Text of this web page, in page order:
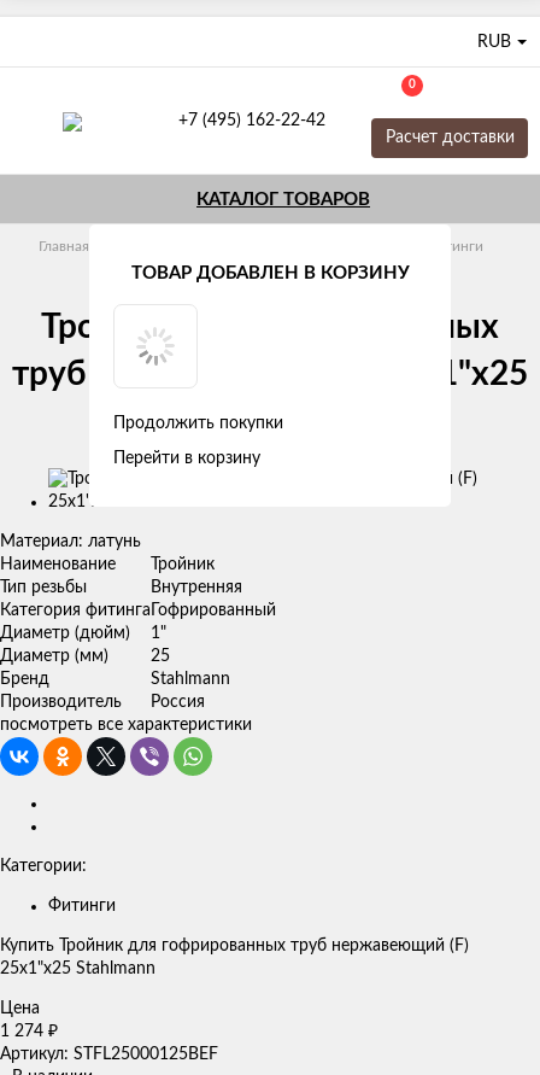
RUB
+7 (495) 162-22-42
0
Расчет доставки
КАТАЛОГ ТОВАРОВ
Главная Фитинги
Тройник для гофрированных
труб нержавеющий (F) 25x1"х25
Stahlmann
Изображения
товаров
Материал: латунь
Наименование
Тройник
Тип резьбы
Внутренняя
Категория фитинга Гофрированный
Диаметр (дюйм)
1"
Диаметр (мм)
25
Бренд
Stahlmann
Производитель
Россия
посмотреть все характеристики
Категории:
Фитинги
Купить Тройник для гофрированных труб нержавеющий (F)
25x1"х25 Stahlmann
Цена
1 274 ₽
Артикул: STFL25000125BEF
ТОВАР ДОБАВЛЕН В КОРЗИНУ
Продолжить покупки
Перейти в корзину